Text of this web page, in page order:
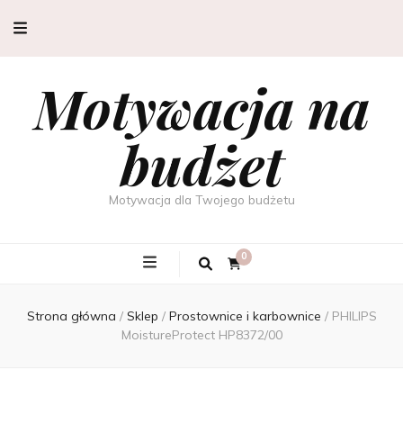
Motywacja na
budżet
Motywacja dla Twojego budżetu
0
Strona główna / Sklep / Prostownice i karbownice / PHILIPS
MoistureProtect HP8372/00